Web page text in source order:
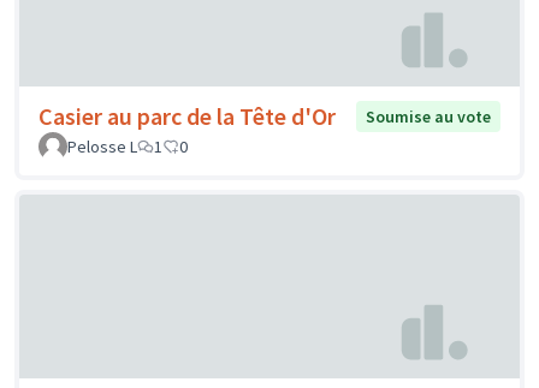
Casier au parc de la Tête d'Or
Soumise au vote
Pelosse L
1 0